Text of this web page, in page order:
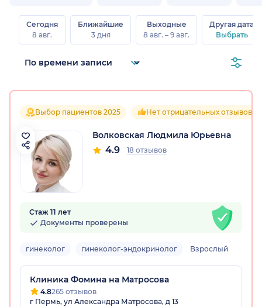
Сегодня
8 авг.
Ближайшие
3 дня
Выходные
8 авг. – 9 авг.
Другая дата
Выбрать
Выбор пациентов 2025 Нет отрицательных отзывов
Волковская Людмила Юрьевна
4.9 18 отзывов
Стаж 11 лет
Документы проверены
гинеколог гинеколог-эндокринолог Взрослый
Клиника Фомина на Матросова
4.8265 отзывов
г Пермь, ул Александра Матросова, д 13